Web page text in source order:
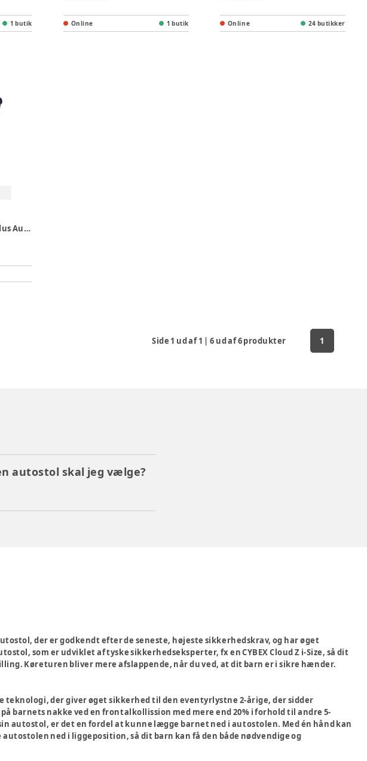
1 butik Online 1 butik Online 24 butikker
Cybex Sirona Gi I-size Plus Autostol - Ocean Blue
Side 1 ud af1 |6 ud af6produkter 1
autostol skal jeg vælge?
der er godkendt efter de seneste, højeste sikkerhedskrav, og har øget
som er udviklet af tyske sikkerhedseksperter, fx en CYBEX Cloud Z i-Size, så dit
Køreturen bliver mere afslappende, når du ved, at dit barn er i sikre hænder.
teknologi, der giver øget sikkerhed til den eventyrlystne 2-årige, der sidder
barnets nakke ved en frontalkollission med mere end 20% i forhold til andre 5-
autostol, er det en fordel at kunne lægge barnet ned i autostolen. Med én hånd kan
ned i liggeposition, så dit barn kan få den både nødvendige og